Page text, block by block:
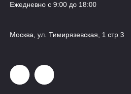
Ежедневно с 9:00 до 18:00
Москва, ул. Тимирязевская, 1 стр 3